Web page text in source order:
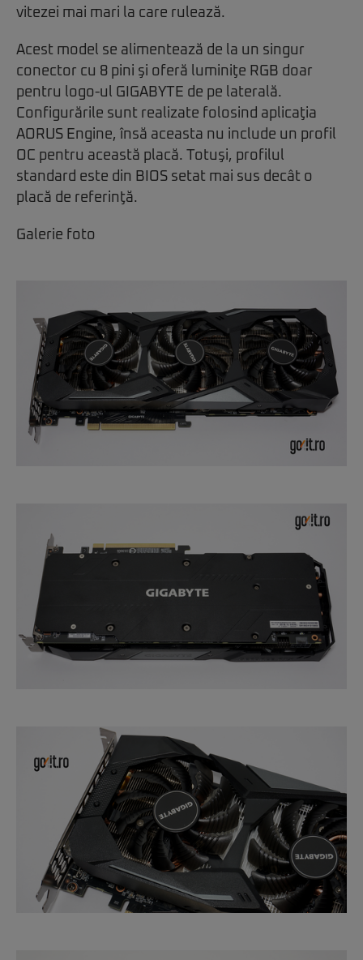
vitezei mai mari la care rulează.
Acest model se alimentează de la un singur
conector cu 8 pini şi oferă luminiţe RGB doar
pentru logo-ul GIGABYTE de pe laterală.
Configurările sunt realizate folosind aplicaţia
AORUS Engine, însă aceasta nu include un profil
OC pentru această placă. Totuşi, profilul
standard este din BIOS setat mai sus decât o
placă de referinţă.
Galerie foto